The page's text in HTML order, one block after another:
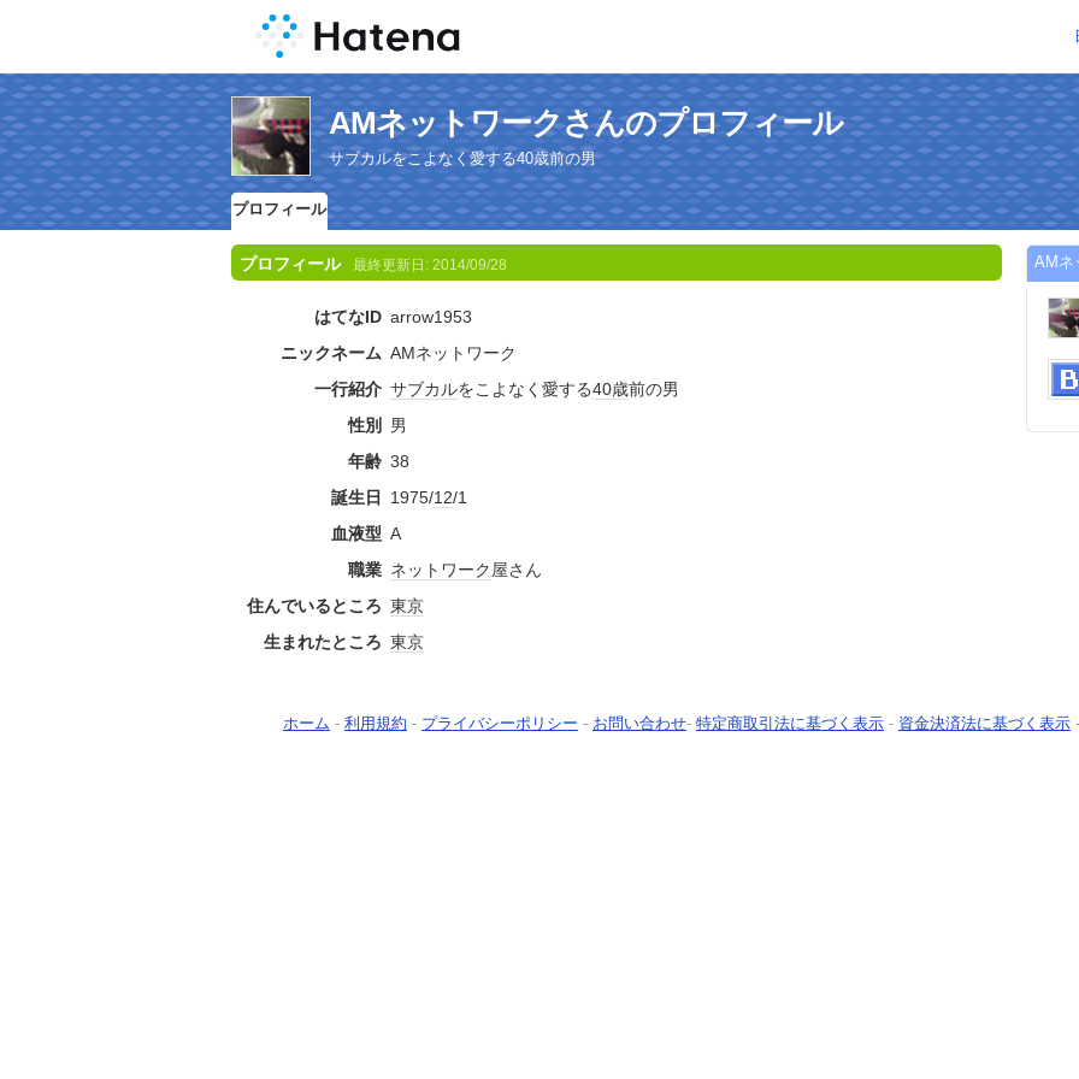
AMネットワークさんのプロフィール
サブカルをこよなく愛する40歳前の男
プロフィール
プロフィール 最終更新日: 2014/09/28
はてなID arrow1953
ニックネーム AMネットワーク
一行紹介 サブカルをこよなく愛する40歳前の男
性別
男
年齢 38
誕生日
1975/12/1
血液型 A
職業 ネットワーク屋さん
住んでいるところ 東京
生まれたところ 東京
AMネ
ホーム - 利用規約 - プライバシーポリシー - お問い合わせ- 特定商取引法に基づく表示 - 資金決済法に基づく表示 -